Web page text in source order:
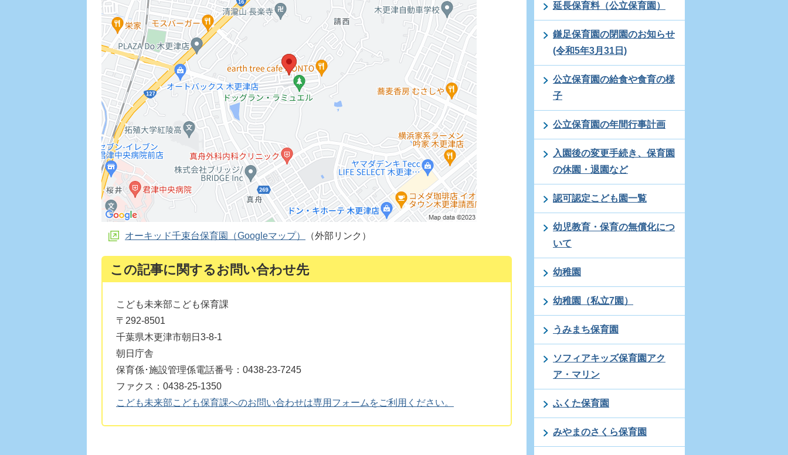
オーキッド千束台保育園（Googleマップ） （外部リンク）
この記事に関するお問い合わせ先
こども未来部こども保育課
〒292-8501
千葉県木更津市朝日3-8-1
朝日庁舎
保育係･施設管理係電話番号：0438-23-7245
ファクス：0438-25-1350
こども未来部こども保育課へのお問い合わせは専用フォームをご利用ください。
延長保育料（公立保育園）
鎌足保育園の閉園のお知らせ
(令和5年3月31日)
公立保育園の給食や食育の様
子
公立保育園の年間行事計画
入園後の変更手続き、保育園
の休園・退園など
認可認定こども園一覧
幼児教育・保育の無償化につ
いて
幼稚園
幼稚園（私立7園）
うみまち保育園
ソフィアキッズ保育園アク
ア・マリン
ふくた保育園
みやまのさくら保育園